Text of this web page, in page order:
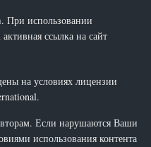
. При использовании
ссылка на сайт
на условиях лицензии
Если нарушаются Ваши
использования контента